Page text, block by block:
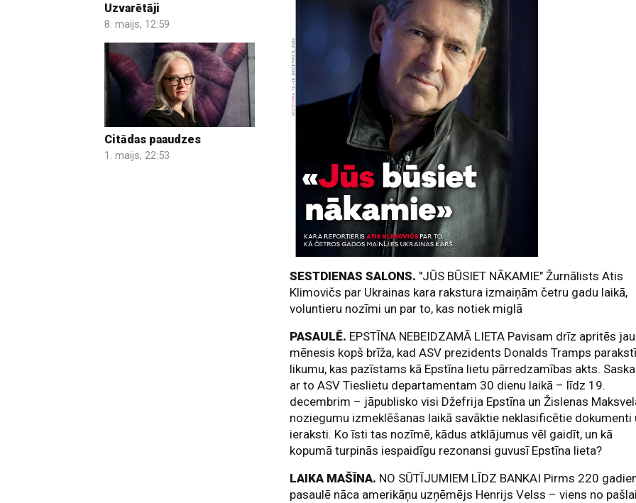
Uzvarētāji
8. maijs, 12:59
Citādas paaudzes
1. maijs, 22:53
SESTDIENAS SALONS. "JŪS BŪSIET NĀKAMIE" Žurnālists Atis
Klimovičs par Ukrainas kara rakstura izmaiņām četru gadu laikā,
voluntieru nozīmi un par to, kas notiek miglā
PASAULĒ. EPSTĪNA NEBEIDZAMĀ LIETA Pavisam drīz apritēs jau
mēnesis kopš brīža, kad ASV prezidents Donalds Tramps
likumu, kas pazīstams kā Epstīna lietu pārredzamības akts.
ar to ASV Tieslietu departamentam 30 dienu laikā – līdz 19.
decembrim – jāpublisko visi Džefrija Epstīna un Žislenas
noziegumu izmeklēšanas laikā savāktie neklasificētie dokumenti
ieraksti. Ko īsti tas nozīmē, kādus atklājumus vēl gaidīt, un kā
kopumā turpinās iespaidīgu rezonansi guvusī Epstīna lieta?
LAIKA MAŠĪNA. NO SŪTĪJUMIEM LĪDZ BANKAI Pirms 220
pasaulē nāca amerikāņu uzņēmējs Henrijs Velss – viens no